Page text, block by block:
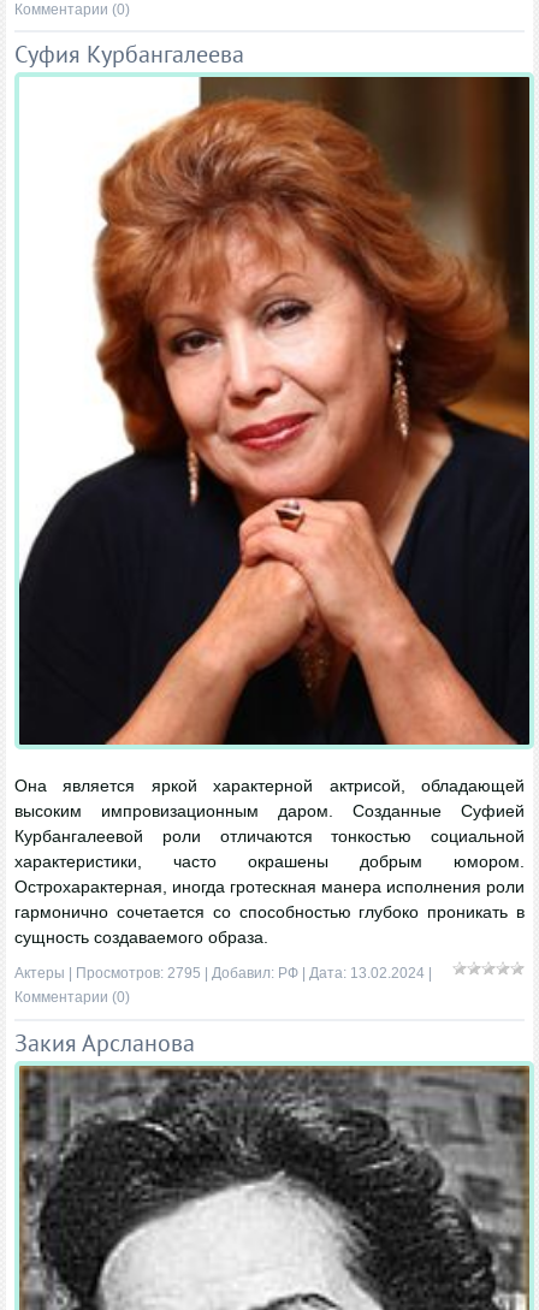
Комментарии (0)
Суфия Курбангалеева
Она является яркой характерной актрисой, обладающей
высоким импровизационным даром. Созданные Суфией
Курбангалеевой роли отличаются тонкостью социальной
характеристики, часто окрашены добрым юмором.
Острохарактерная, иногда гротескная манера исполнения роли
гармонично сочетается со способностью глубоко проникать в
сущность создаваемого образа.
Актеры | Просмотров: 2795 | Добавил: РФ | Дата: 13.02.2024 |
Комментарии (0)
Закия Арсланова